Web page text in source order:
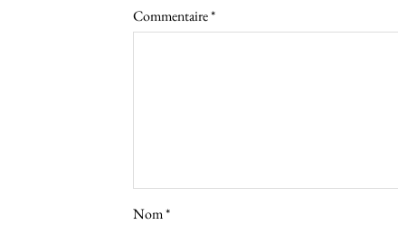
Commentaire*
Nom*